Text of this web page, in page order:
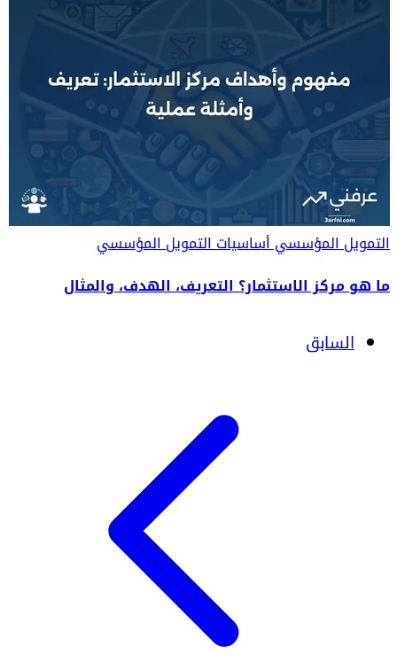
التمويل المؤسسيأساسيات التمويل المؤسسي
ما هو مركز الاستثمار؟ التعريف، الهدف، والمثال
السابق